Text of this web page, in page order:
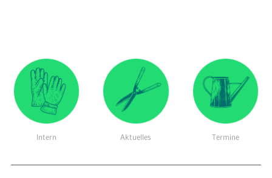
Intern Aktuelles Termine